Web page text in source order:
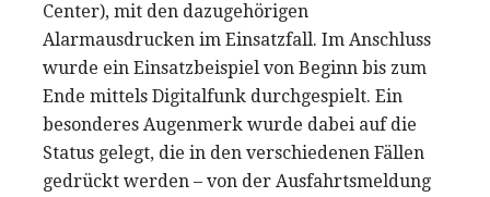
Center), mit den dazugehörigen
Alarmausdrucken im Einsatzfall. Im Anschluss
wurde ein Einsatzbeispiel von Beginn bis zum
Ende mittels Digitalfunk durchgespielt. Ein
besonderes Augenmerk wurde dabei auf die
Status gelegt, die in den verschiedenen Fällen
gedrückt werden – von der Ausfahrtsmeldung